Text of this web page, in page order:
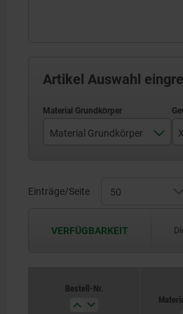
Artikel Auswahl
Material Grundkörper X
Einträge/Seite
VERFÜGBARKEIT
Bestell-Nr.
Bestell-Nr.